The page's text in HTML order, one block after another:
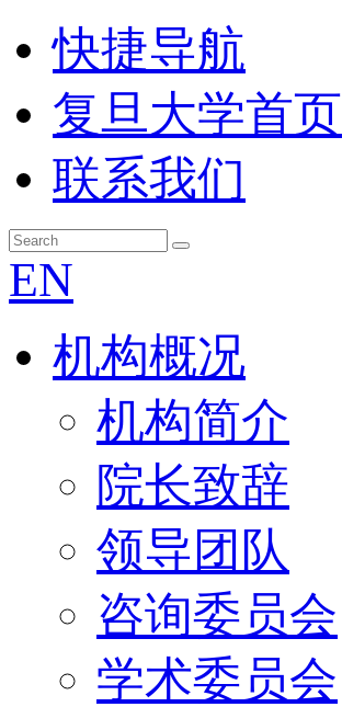
快捷导航
复旦大学首页
联系我们
EN
机构概况
机构简介
院长致辞
领导团队
咨询委员会
学术委员会